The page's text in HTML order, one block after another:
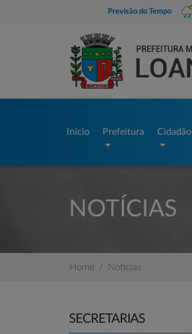
Previsão do Tempo
Início Prefeitura Cidadão
NOTÍCIAS
Home Notícias
SECRETARIAS